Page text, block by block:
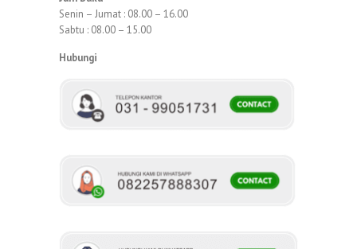
Senin – Jumat : 08.00 – 16.00
Sabtu : 08.00 – 15.00
Hubungi